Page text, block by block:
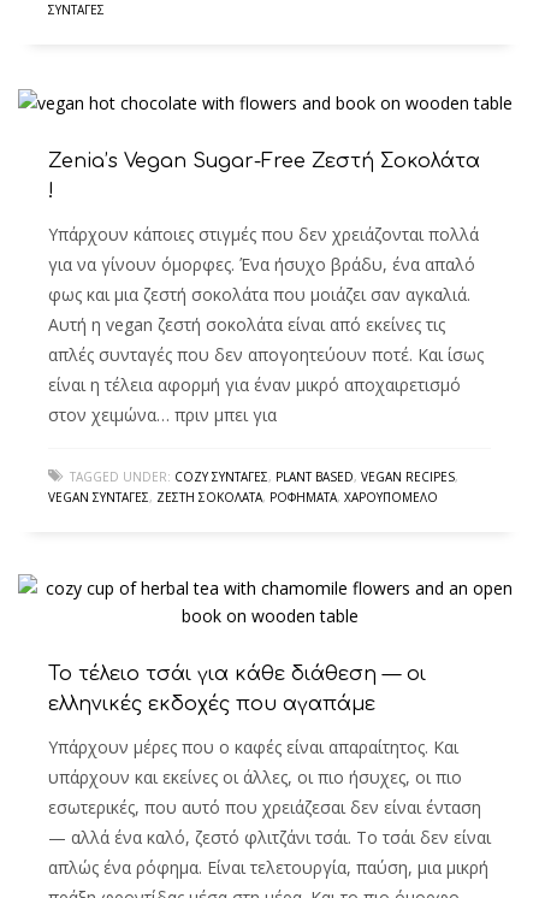
ΣΥΝΤΑΓΈΣ
Zenia’s Vegan Sugar-Free Ζεστή Σοκολάτα
!
Υπάρχουν κάποιες στιγμές που δεν χρειάζονται πολλά
για να γίνουν όμορφες. Ένα ήσυχο βράδυ, ένα απαλό
φως και μια ζεστή σοκολάτα που μοιάζει σαν αγκαλιά.
Αυτή η vegan ζεστή σοκολάτα είναι από εκείνες τις
απλές συνταγές που δεν απογοητεύουν ποτέ. Και ίσως
είναι η τέλεια αφορμή για έναν μικρό αποχαιρετισμό
στον χειμώνα… πριν μπει για
TAGGED UNDER: COZY ΣΥΝΤΑΓΈΣ, PLANT BASED, VEGAN RECIPES,
VEGAN ΣΥΝΤΑΓΈΣ, ΖΕΣΤΉ ΣΟΚΟΛΆΤΑ, ΡΟΦΉΜΑΤΑ, ΧΑΡΟΥΠΌΜΕΛΟ
Το τέλειο τσάι για κάθε διάθεση — οι
ελληνικές εκδοχές που αγαπάμε
Υπάρχουν μέρες που ο καφές είναι απαραίτητος. Και
υπάρχουν και εκείνες οι άλλες, οι πιο ήσυχες, οι πιο
εσωτερικές, που αυτό που χρειάζεσαι δεν είναι ένταση
— αλλά ένα καλό, ζεστό φλιτζάνι τσάι. Το τσάι δεν είναι
απλώς ένα ρόφημα. Είναι τελετουργία, παύση, μια μικρή